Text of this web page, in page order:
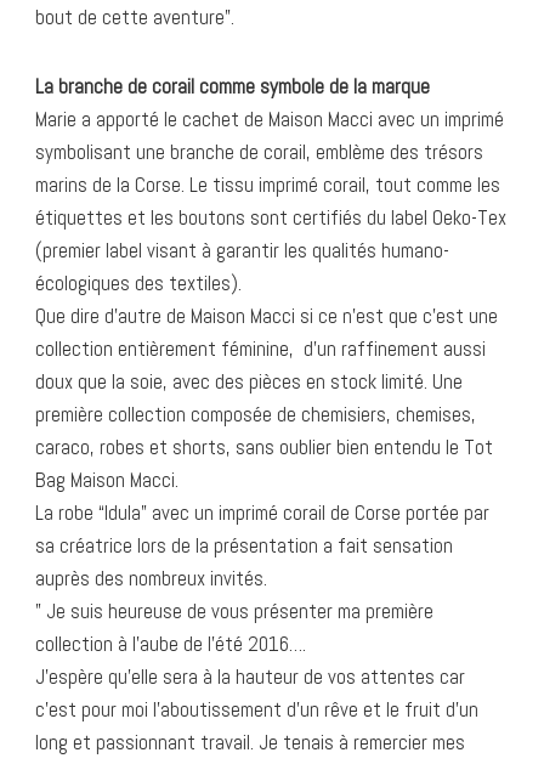
bout de cette aventure”.
La branche de corail comme symbole de la marque
Marie a apporté le cachet de Maison Macci avec un imprimé
symbolisant une branche de corail, emblème des trésors
marins de la Corse. Le tissu imprimé corail, tout comme les
étiquettes et les boutons sont certifiés du label Oeko-Tex
(premier label visant à garantir les qualités humano-
écologiques des textiles).
Que dire d’autre de Maison Macci si ce n’est que c’est une
collection entièrement féminine, d’un raffinement aussi
doux que la soie, avec des pièces en stock limité. Une
première collection composée de chemisiers, chemises,
caraco, robes et shorts, sans oublier bien entendu le Tot
Bag Maison Macci.
La robe “Idula” avec un imprimé corail de Corse portée par
sa créatrice lors de la présentation a fait sensation
auprès des nombreux invités.
” Je suis heureuse de vous présenter ma première
collection à l’aube de l’été 2016….
J’espère qu’elle sera à la hauteur de vos attentes car
c’est pour moi l’aboutissement d’un rêve et le fruit d’un
long et passionnant travail. Je tenais à remercier mes